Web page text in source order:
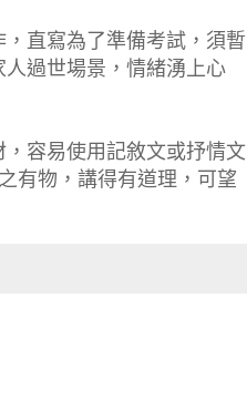
直寫為了準備考試，須暫
過世場景，情緒湧上心
容易使用記敘文或抒情文
有物，講得有道理，可望